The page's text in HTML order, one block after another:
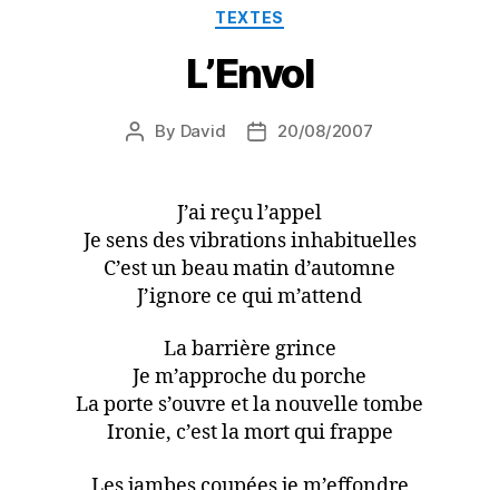
Categories
TEXTES
L’Envol
Post
By David
Post20/08/2007
J’ai reçu l’appel
Je sens des vibrations inhabituelles
C’est un beau matin d’automne
J’ignore ce qui m’attend
La barrière grince
Je m’approche du porche
La porte s’ouvre et la nouvelle tombe
Ironie, c’est la mort qui frappe